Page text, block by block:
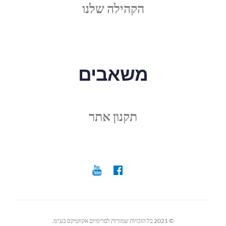
הקהילה שלנו
משאבים
תקנון אתר
© 2021 כל הזכויות שמורות לפרימיום אקווטיקס בע"מ.